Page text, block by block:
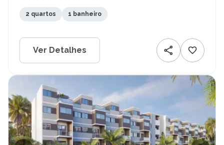
2 quartos 1 banheiro
Ver Detalhes